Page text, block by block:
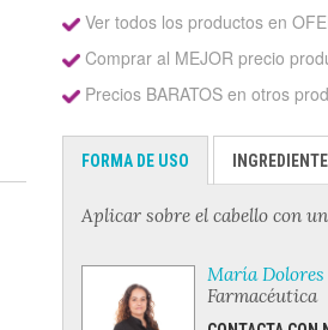
Ver todos los productos en
Comprar al MEJOR precio
Precios BARATOS en otros
FORMA DE USO
Aplicar sobre el cabello con
María Dolores
Farmacéutica